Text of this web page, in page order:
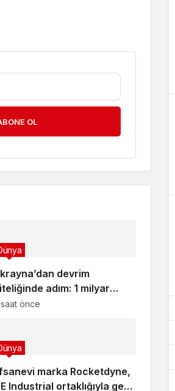
OL
devrim
adım: 1 milyar
sipariş!
önce
marka Rocketdyne,
Industrial ortaklığıyla geri